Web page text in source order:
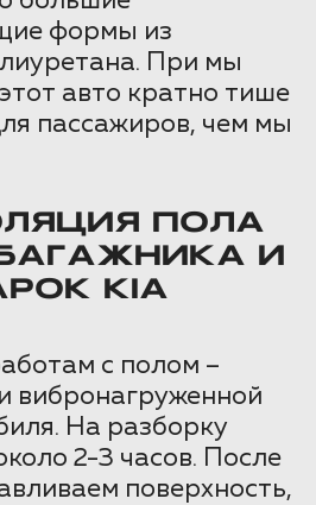
формы из
При мы
авто кратно тише
пассажиров, чем мы
ПОЛА
И
KIA
с полом –
вибронагруженной
На разборку
2-3 часов. После
поверхность,